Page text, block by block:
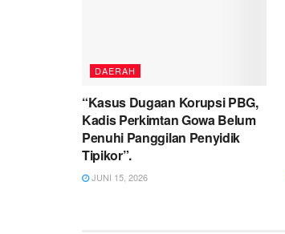
DAERAH
“Kasus Dugaan Korupsi PBG,
Kadis Perkimtan Gowa Belum
Penuhi Panggilan Penyidik
Tipikor”.
JUNI 15, 2026